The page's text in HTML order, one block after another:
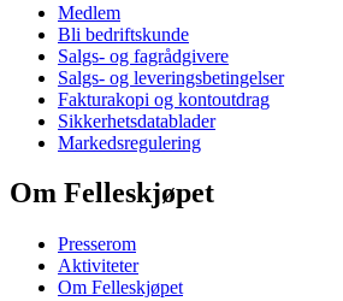
Medlem
Bli bedriftskunde
Salgs- og fagrådgivere
Salgs- og leveringsbetingelser
Fakturakopi og kontoutdrag
Sikkerhetsdatablader
Markedsregulering
Om Felleskjøpet
Presserom
Aktiviteter
Om Felleskjøpet